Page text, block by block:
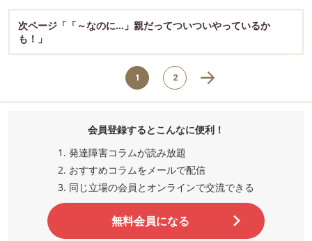
次ページ「「～なのに…」親だってついついやっているか
も！」
1 2
会員登録するとこんなに便利！
発達障害コラムが読み放題
おすすめコラムをメールで配信
同じ立場の会員とオンラインで交流できる
無料会員になる